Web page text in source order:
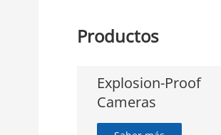
Productos
Explosion-Proof
Cameras